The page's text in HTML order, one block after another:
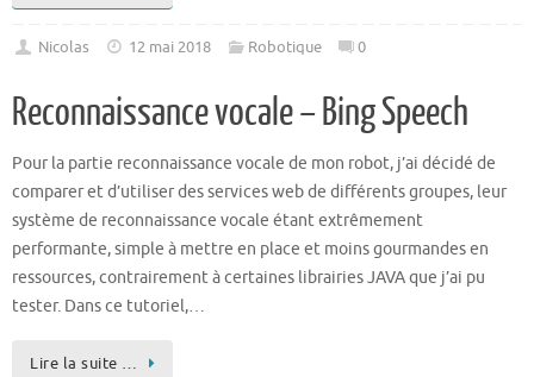
Nicolas 12 mai 2018 Robotique 0
Reconnaissance vocale – Bing Speech
Pour la partie reconnaissance vocale de mon robot, j’ai décidé de
comparer et d’utiliser des services web de différents groupes, leur
système de reconnaissance vocale étant extrêmement
performante, simple à mettre en place et moins gourmandes en
ressources, contrairement à certaines librairies JAVA que j’ai pu
tester. Dans ce tutoriel,…
Lire la suite …